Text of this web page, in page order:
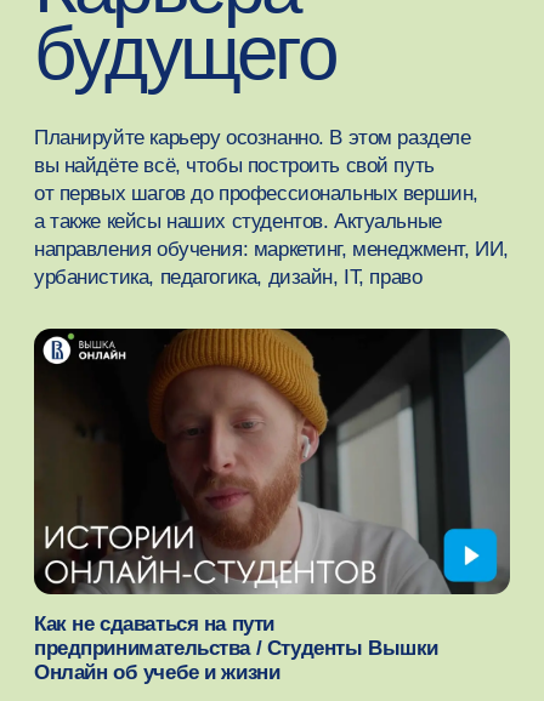
Говорим простым языком о сложных
процессах вместе с нашими экспертами
Лекции
и подкасты